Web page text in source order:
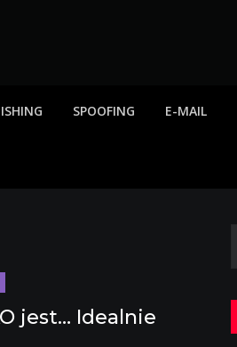
SPOOFING E-MAIL
jest… Idealnie